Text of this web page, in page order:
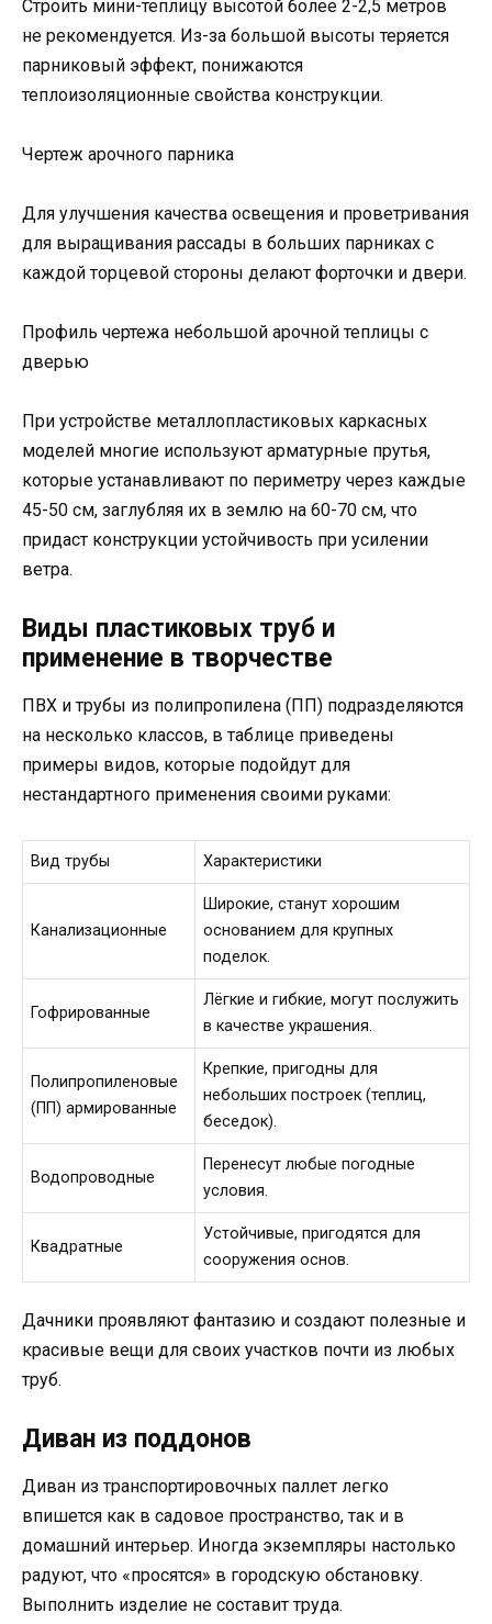
Строить мини-теплицу высотой более 2-2,5 метров
не рекомендуется. Из-за большой высоты теряется
парниковый эффект, понижаются
теплоизоляционные свойства конструкции.
Чертеж арочного парника
Для улучшения качества освещения и проветривания
для выращивания рассады в больших парниках с
каждой торцевой стороны делают форточки и двери.
Профиль чертежа небольшой арочной теплицы с
дверью
При устройстве металлопластиковых каркасных
моделей многие используют арматурные прутья,
которые устанавливают по периметру через каждые
45-50 см, заглубляя их в землю на 60-70 см, что
придаст конструкции устойчивость при усилении
ветра.
Виды пластиковых труб и
применение в творчестве
ПВХ и трубы из полипропилена (ПП) подразделяются
на несколько классов, в таблице приведены
примеры видов, которые подойдут для
нестандартного применения своими руками:
Вид трубы Характеристики
Канализационные
Широкие, станут хорошим
основанием для крупных
поделок.
Гофрированные
Лёгкие и гибкие, могут послужить
в качестве украшения.
Полипропиленовые
(ПП) армированные
Крепкие, пригодны для
небольших построек (теплиц,
беседок).
Водопроводные
Перенесут любые погодные
условия.
Квадратные
Устойчивые, пригодятся для
сооружения основ.
Дачники проявляют фантазию и создают полезные и
красивые вещи для своих участков почти из любых
труб.
Диван из поддонов
Диван из транспортировочных паллет легко
впишется как в садовое пространство, так и в
домашний интерьер. Иногда экземпляры настолько
радуют, что «просятся» в городскую обстановку.
Выполнить изделие не составит труда.